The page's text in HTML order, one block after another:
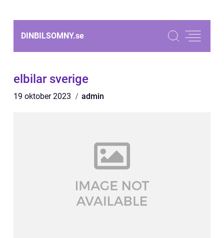
DINBILSOMNY.se
elbilar sverige
19 oktober 2023 admin